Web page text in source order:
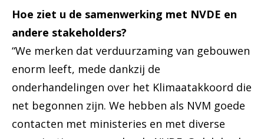
Hoe ziet u de samenwerking met NVDE en
andere stakeholders?
“We merken dat verduurzaming van gebouwen
enorm leeft, mede dankzij de
onderhandelingen over het Klimaatakkoord die
net begonnen zijn. We hebben als NVM goede
contacten met ministeries en met diverse